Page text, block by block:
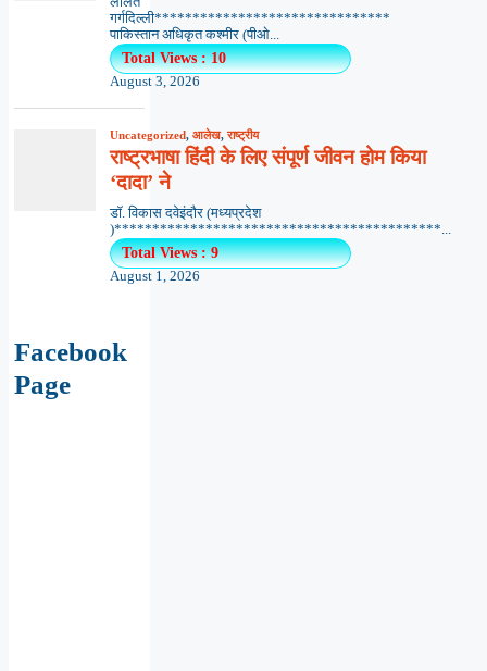
गर्गदिल्ली*******************************
पाकिस्तान अधिकृत कश्मीर (पीओ...
Total Views : 10
August 3, 2026
Uncategorized, आलेख,राष्ट्रीय
राष्ट्रभाषा हिंदी के लिए संपूर्ण जीवन होम किया
‘दादा’ ने
डॉ. विकास दवेइंदौर (मध्यप्रदेश
)*******************************************...
Total Views : 9
August 1, 2026
Facebook
Page